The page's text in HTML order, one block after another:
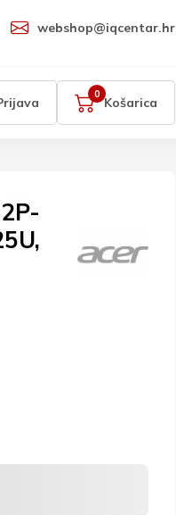
webshop@iqcentar.hr
Košarica
0